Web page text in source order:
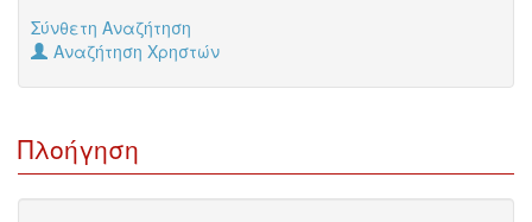
Σύνθετη Αναζήτηση
Αναζήτηση Χρηστών
Πλοήγηση